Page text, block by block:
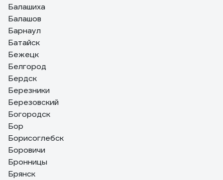
Балашиха
Балашов
Барнаул
Батайск
Бежецк
Белгород
Бердск
Березники
Березовский
Богородск
Бор
Борисоглебск
Боровичи
Бронницы
Брянск